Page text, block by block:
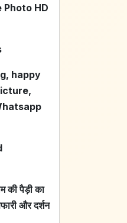
HD
happy
की पैड़ी का
और दर्शन